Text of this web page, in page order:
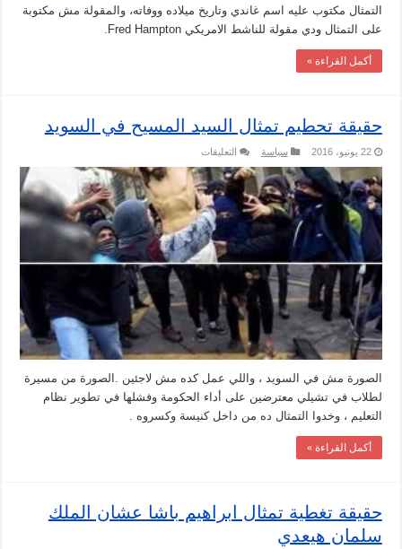
التمثال مكتوب عليه اسم غاندي وتاريخ ميلاده ووفاته، والمقولة مش مكتوبة
على التمثال ودي مقولة للناشط الامريكي Fred Hampton.
أكمل القراءة »
حقيقة تحطيم تمثال السيد المسيح في السويد
22 يونيو، 2016 سياسة التعليقات
تحطيم
تمثال
السيد
المسيح
في
السويد
مغلقة
الصورة مش في السويد ، واللي عمل كده مش لاجئين .الصورة من مسيرة
لطلاب في تشيلي معترضين على أداء الحكومة وفشلها في تطوير نظام
التعليم ، وخدوا التمثال ده من داخل كنيسة وكسروه .
أكمل القراءة »
حقيقة تغطية تمثال ابراهيم باشا عشان الملك
سلمان هيعدي